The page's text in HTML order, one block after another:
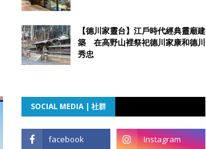
【德川家靈台】江戶時代經典靈廟建
築 在高野山裡祭祀德川家康和德川
秀忠
SOCIAL MEDIA | 社群